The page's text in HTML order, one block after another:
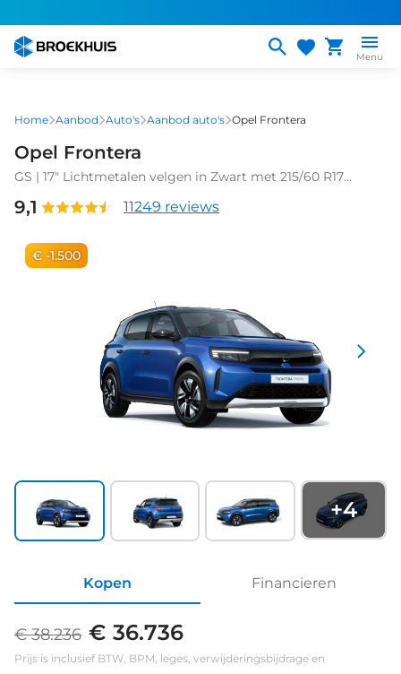
naar
gaan
Menu
Home Aanbod Auto's Aanbod auto's Opel Frontera
Opel Frontera
GS | 17" Lichtmetalen velgen in Zwart met 215/60 R17
9,1 11249 reviews
€ -1.500
+4
Kopen Financieren
€ 38.236 € 36.736
Prijs is inclusief BTW, BPM, leges, verwijderingsbijdrage en